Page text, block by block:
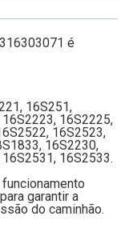
é
16S251,
16S2225,
16S2523,
16S2230,
16S2533.
garantir a
do caminhão.